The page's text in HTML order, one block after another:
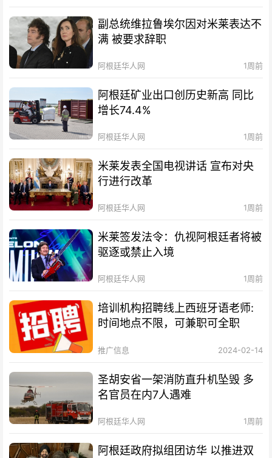
副总统维拉鲁埃尔因对米莱表达不
满 被要求辞职
阿根廷华人网 1周前
阿根廷矿业出口创历史新高 同比
增长74.4%
阿根廷华人网 1周前
米莱发表全国电视讲话 宣布对央
行进行改革
阿根廷华人网 1周前
米莱签发法令：仇视阿根廷者将被
驱逐或禁止入境
阿根廷华人网 1周前
培训机构招聘线上西班牙语老师:
时间地点不限，可兼职可全职
推广信息 2024-02-14
圣胡安省一架消防直升机坠毁 多
名官员在内7人遇难
阿根廷华人网 1周前
阿根廷政府拟组团访华 以推进双